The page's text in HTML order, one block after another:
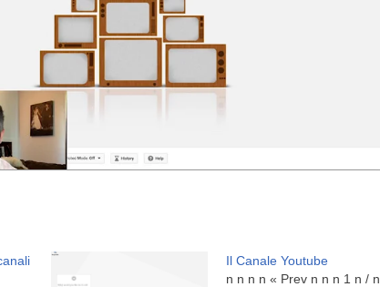
Il Canale Youtube
n n n n « Prev n n n 1 n / n